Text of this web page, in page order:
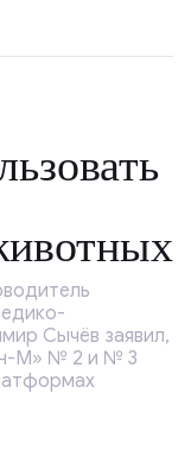
Сычёв заявил,
М» № 2 и № 3